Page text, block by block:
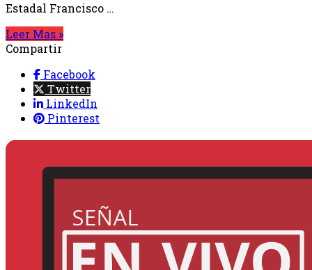
Estadal Francisco …
Leer Mas »
Compartir
Facebook
Twitter
LinkedIn
Pinterest